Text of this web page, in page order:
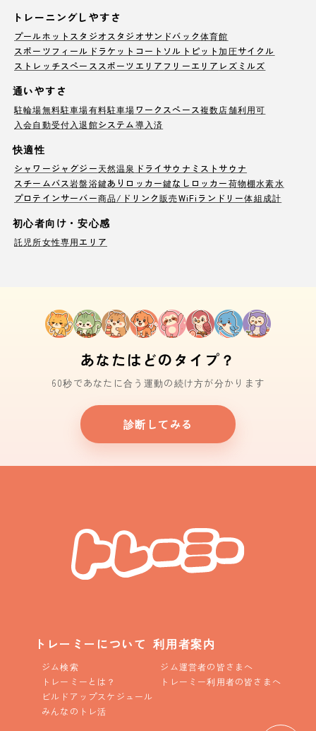
トレーニングしやすさ
プールホットスタジオ スタジオサンドバック体育館
スポーツフィールド ラケットコート ソルトピット加圧サイクル
ストレッチスペース スポーツエリア フリーエリア レズミルズ
通いやすさ
駐輪場無料駐車場有料駐車場ワークスペース複数店舗利用可
入会自動受付 入退館システム導入済
快適性
シャワージャグジー天然温泉 ドライサウナ ミストサウナ
スチームバス岩盤浴鍵ありロッカー鍵なしロッカー荷物棚水素水
プロテインサーバー商品/ドリンク販売WiFi ランドリー体組成計
初心者向け・安心感
託児所女性専用エリア
あなたはどのタイプ？
60秒であなたに合う運動の続け方が分かります
診断してみる
トレーミーについて
ジム検索
トレーミーとは？
ビルドアップスケジュール
みんなのトレ活
利用者案内
ジム運営者の皆さまへ
トレーミー利用者の皆さまへ